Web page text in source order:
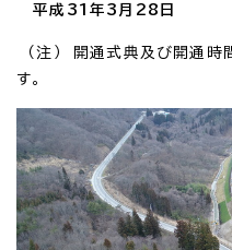
平成31年3月28日
（注） 開通式典及び開通時
す。